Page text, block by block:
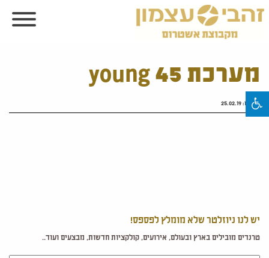
מערכת 45 young
פורסם:25.02.19
יש לנו ניוזלטר שלא מומלץ לפספס!
טרנדים מובילים בארץ ובעולם, אירועים, קולקציות חדשות, מבצעים ועוד..